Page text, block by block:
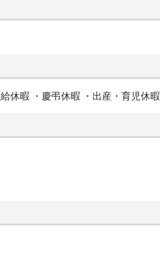
休暇 ・慶弔休暇 ・出産・育児休暇